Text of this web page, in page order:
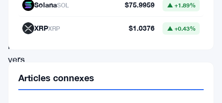
rallye
potentiel
vers
140
000
SolanaSOL $75.9959 ▲ +1.89%
XRPXRP $1.0376 ▲ +0.43%
Articles connexes